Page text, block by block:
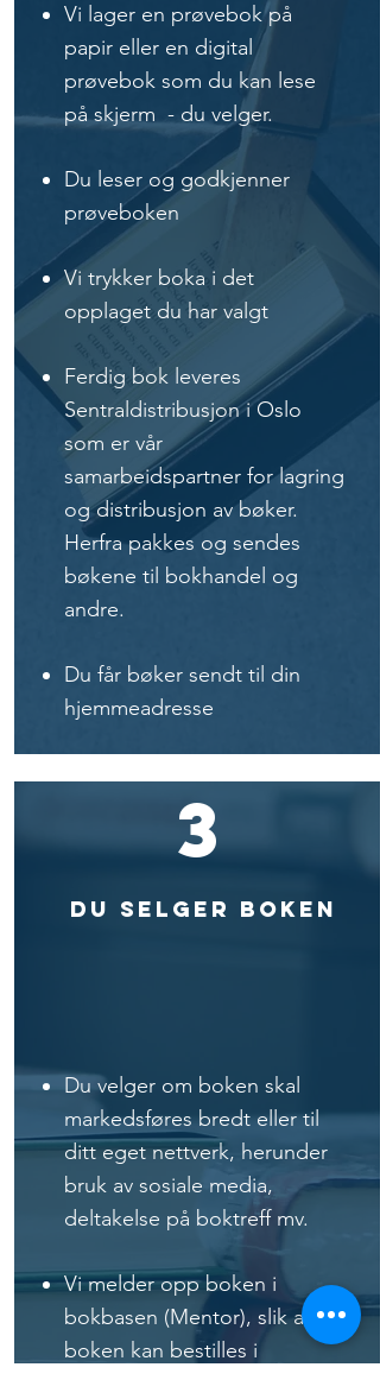
Vi lager en prøvebok på
papir eller en digital
prøvebok som du kan lese
på skjerm - du velger.
Du leser og godkjenner
prøveboken
Vi trykker boka i det
opplaget du har valgt
Ferdig bok leveres
Sentraldistribusjon i Oslo
som er vår
samarbeidspartner for lagring
og distribusjon av bøker.
Herfra pakkes og sendes
bøkene til bokhandel og
andre.
Du får bøker sendt til din
hjemmeadresse
3
Du selger boken
Du velger om boken skal
markedsføres bredt eller til
ditt eget nettverk, herunder
bruk av sosiale media,
deltakelse på boktreff mv.
Vi melder opp boken i
bokbasen (Mentor), slik at
boken kan bestilles i